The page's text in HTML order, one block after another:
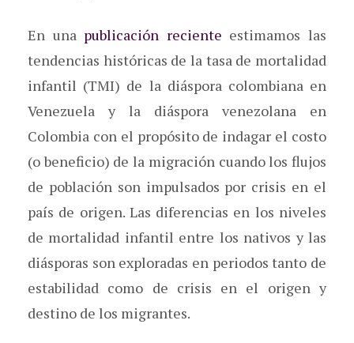
En una publicación reciente estimamos las
tendencias históricas de la tasa de mortalidad
infantil (TMI) de la diáspora colombiana en
Venezuela y la diáspora venezolana en
Colombia con el propósito de indagar el costo
(o beneficio) de la migración cuando los flujos
de población son impulsados por crisis en el
país de origen. Las diferencias en los niveles
de mortalidad infantil entre los nativos y las
diásporas son exploradas en periodos tanto de
estabilidad como de crisis en el origen y
destino de los migrantes.